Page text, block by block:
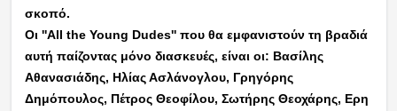
σκοπό.
Oι ''All the Young Dudes'' που θα εμφανιστούν τη βραδιά
αυτή παίζοντας μόνο διασκευές, είναι οι: Βασίλης
Αθανασιάδης, Ηλίας Ασλάνογλου, Γρηγόρης
Δημόπουλος, Πέτρος Θεοφίλου, Σωτήρης Θεοχάρης, Ερη